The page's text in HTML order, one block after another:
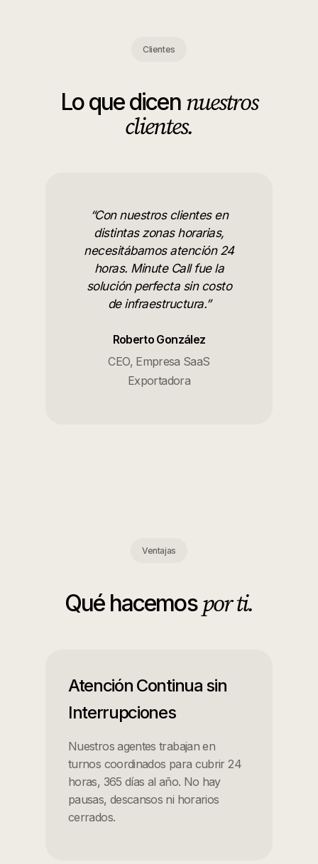
Clientes
Lo que dicen nuestros
clientes.
“Con nuestros clientes en
distintas zonas horarias,
necesitábamos atención 24
horas. Minute Call fue la
solución perfecta sin costo
de infraestructura.”
Roberto González
CEO, Empresa SaaS
Exportadora
Ventajas
Qué hacemospor ti.
Atención Continua sin
Interrupciones
Nuestros agentes trabajan en
turnos coordinados para cubrir 24
horas, 365 días al año. No hay
pausas, descansos ni horarios
cerrados.